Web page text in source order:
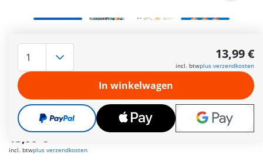
om te relaxen in een ligstoel op het strand. Ons stel geniet
van koele drankjes en lekker fruit. Helaas heeft de jongeman
zijn zonnebrandcrème te laat gepakt en heeft hij een flinke
zonnebrand opgelopen.
Meer informatie
Gratis verzending vanaf €30
13,99 €
incl. btwplus verzendkosten
13,99 €
incl. btwplus verzendkosten
In winkelwagen